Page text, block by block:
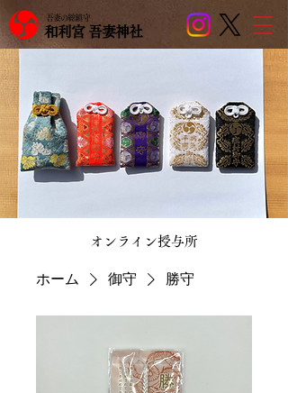
和利宮 吾妻神社
吾妻の総鎮守
​オンライン授与所
ホーム 御守 勝守